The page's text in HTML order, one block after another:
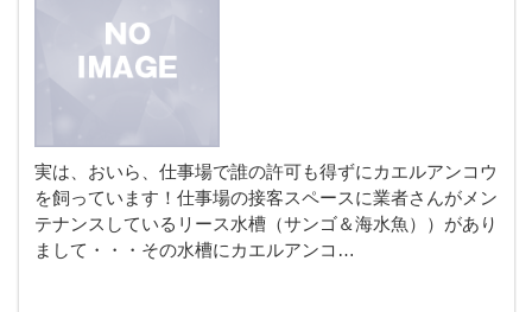
実は、おいら、仕事場で誰の許可も得ずにカエルアンコウ
を飼っています！仕事場の接客スペースに業者さんがメン
テナンスしているリース水槽（サンゴ＆海水魚））があり
まして・・・その水槽にカエルアンコ…